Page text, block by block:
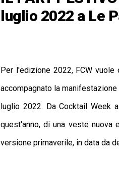
luglio 2022 a Le
Per l'edizione 2022, FCW
accompagnato la
luglio 2022. Da Cocktail Week
quest'anno, di una veste
versione primaverile, in data da